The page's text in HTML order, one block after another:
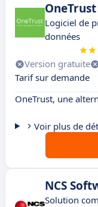
OneTrust
Logiciel de
données
Version gratuite
Tarif sur demande
OneTrust, une
Voir plus de
NCS
Solution